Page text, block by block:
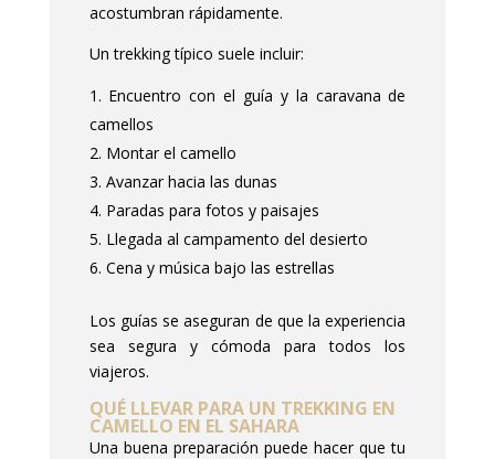
acostumbran rápidamente.
Un trekking típico suele incluir:
Encuentro con el guía y la caravana de
camellos
Montar el camello
Avanzar hacia las dunas
Paradas para fotos y paisajes
Llegada al campamento del desierto
Cena y música bajo las estrellas
Los guías se aseguran de que la experiencia
sea segura y cómoda para todos los
viajeros.
QUÉ LLEVAR PARA UN TREKKING EN
CAMELLO EN EL SAHARA
Una buena preparación puede hacer que tu